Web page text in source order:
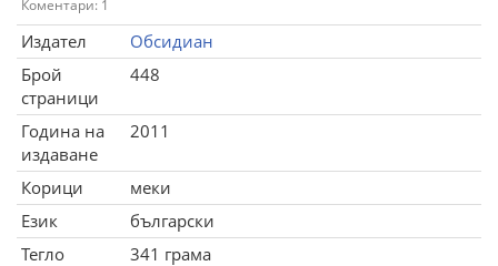
Коментари: 1
Издател
Обсидиан
Брой
страници
448
Година на
издаване
2011
Корици
меки
Език
български
Тегло
341 грама